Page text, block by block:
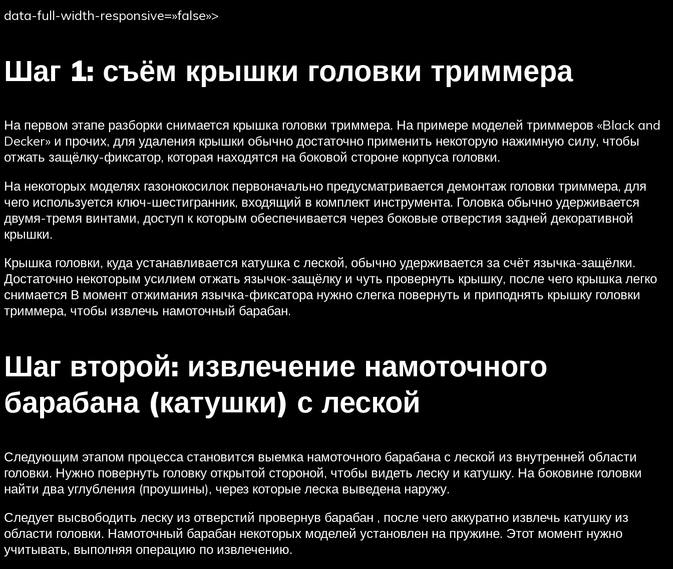
data-full-width-responsive=»false»>
Шаг 1: съём крышки головки триммера
На первом этапе разборки снимается крышка головки триммера. На примере моделей триммеров «Black and
Decker» и прочих, для удаления крышки обычно достаточно применить некоторую нажимную силу, чтобы
отжать защёлку-фиксатор, которая находятся на боковой стороне корпуса головки.
На некоторых моделях газонокосилок первоначально предусматривается демонтаж головки триммера, для
чего используется ключ-шестигранник, входящий в комплект инструмента. Головка обычно удерживается
двумя-тремя винтами, доступ к которым обеспечивается через боковые отверстия задней декоративной
крышки.
Крышка головки, куда устанавливается катушка с леской, обычно удерживается за счёт язычка-защёлки.
Достаточно некоторым усилием отжать язычок-защёлку и чуть провернуть крышку, после чего крышка легко
снимается В момент отжимания язычка-фиксатора нужно слегка повернуть и приподнять крышку головки
триммера, чтобы извлечь намоточный барабан.
Шаг второй: извлечение намоточного
барабана (катушки) с леской
Следующим этапом процесса становится выемка намоточного барабана с леской из внутренней области
головки. Нужно повернуть головку открытой стороной, чтобы видеть леску и катушку. На боковине головки
найти два углубления (проушины), через которые леска выведена наружу.
Следует высвободить леску из отверстий провернув барабан , после чего аккуратно извлечь катушку из
области головки. Намоточный барабан некоторых моделей установлен на пружине. Этот момент нужно
учитывать, выполняя операцию по извлечению.